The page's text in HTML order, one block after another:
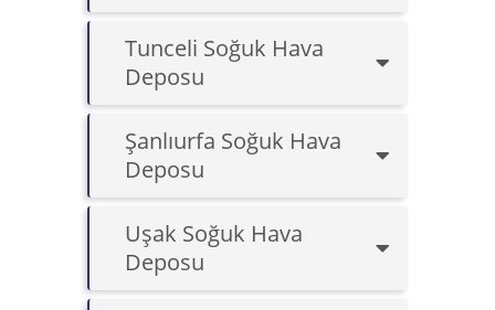
Tunceli Soğuk Hava
Deposu
Şanlıurfa Soğuk Hava
Deposu
Uşak Soğuk Hava
Deposu